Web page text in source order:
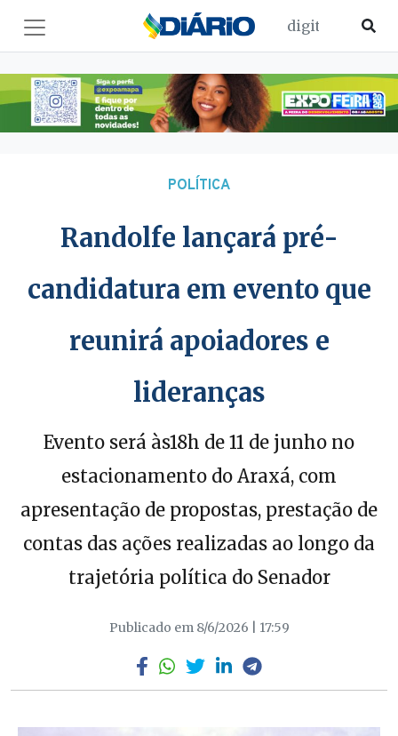
POLÍTICA
Randolfe lançará pré-
candidatura em evento que
reunirá apoiadores e
lideranças
Evento será às18h de 11 de junho no
estacionamento do Araxá, com
apresentação de propostas, prestação de
contas das ações realizadas ao longo da
trajetória política do Senador
Publicado em 8/6/2026 | 17:59